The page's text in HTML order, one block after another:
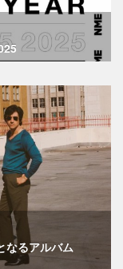
なるアルバム